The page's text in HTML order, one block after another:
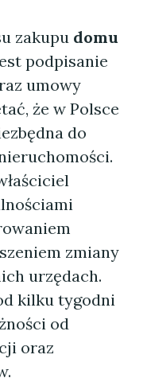
zakupu domu
podpisanie
umowy
że w Polsce
do
zmiany
urzędach.
kilku tygodni
od
oraz